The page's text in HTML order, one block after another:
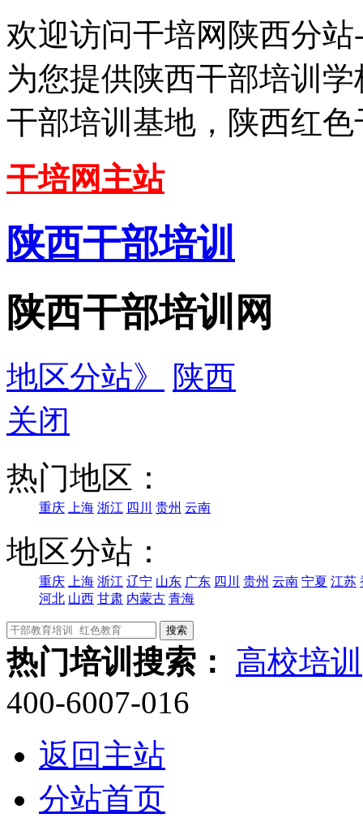
欢迎访问干培网陕西分
为您提供陕西干部培训
干部培训基地，陕西红
干培网主站
陕西干部培训
陕西干部培训网
地区分站》
陕西
关闭
热门地区：
重庆 上海 浙江 四川 贵州 云南
地区分站：
重庆 上海 浙江 辽宁 山东 广东 四川 贵州 云南 宁夏 江苏
河北 山西 甘肃 内蒙古 青海
热门培训搜索：
高校培训
400-6007-016
返回主站
分站首页